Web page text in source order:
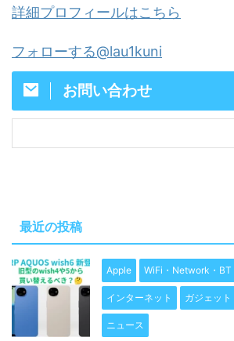
詳細プロフィールはこちら
フォローする@lau1kuni
お問い合わせ
最近の投稿
Apple WiFi・Network・BT
インターネット ガジェット
ニュース